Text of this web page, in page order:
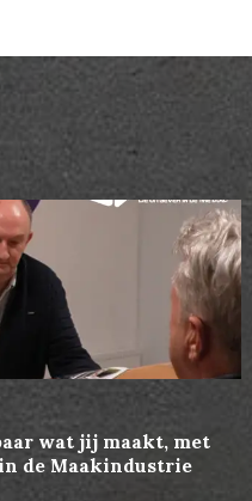
wat jij maakt, met
de Maakindustrie